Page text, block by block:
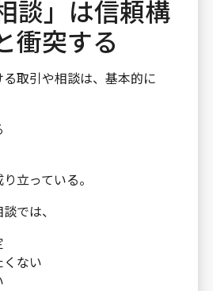
談」は信頼構
衝突する
取引や相談は、基本的に
立っている。
では、
ない